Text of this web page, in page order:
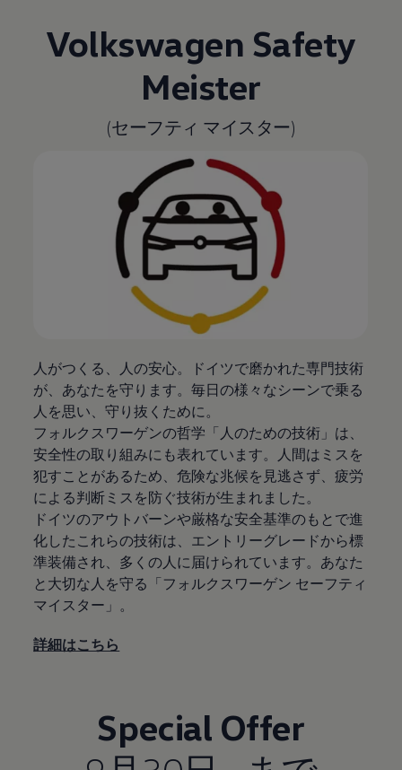
Volkswagen Safety
Meister
(セーフティ マイスター)
人がつくる、人の安心。ドイツで磨かれた専門技術
が、あなたを守ります。毎日の様々なシーンで乗る
人を思い、守り抜くために。
フォルクスワーゲンの哲学「人のための技術」は、
安全性の取り組みにも表れています。人間はミスを
犯すことがあるため、危険な兆候を見逃さず、疲労
による判断ミスを防ぐ技術が生まれました。
ドイツのアウトバーンや厳格な安全基準のもとで進
化したこれらの技術は、エントリーグレードから標
準装備され、多くの人に届けられています。あなた
と大切な人を守る「フォルクスワーゲン セーフティ
マイスター」。
詳細はこちら
Special Offer